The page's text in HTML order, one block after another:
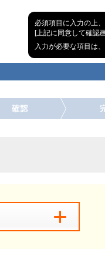
必須項目に入力の上、
[上記に同意して確認
入力が必要な項目は